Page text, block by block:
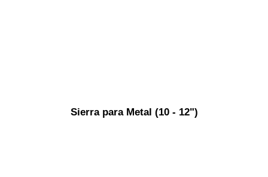
Sierra para Metal (10 - 12")